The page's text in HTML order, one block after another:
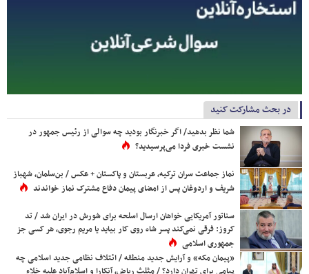
در بحث مشارکت کنید
شما نظر بدهید/ اگر خبرنگار بودید چه سوالی از رئیس جمهور در
نشست خبری فردا می‌پرسیدید؟
نماز جماعت سران ترکیه، عربستان و پاکستان + عکس / بن‌سلمان، شهباز
شریف و اردوغان پس از امضای پیمان دفاع مشترک نماز خواندند
سناتور آمریکایی خواهان ارسال اسلحه برای شورش در ایران شد / تد
کروز: فرقی نمی‌کند پسر شاه روی کار بیاید یا مریم رجوی، هر کسی جز
جمهوری اسلامی
«پیمان مکه» و آرایش جدید منطقه / ائتلاف نظامی جدید اسلامی چه
پیامی برای تهران دارد؟ / مثلث ریاض، آنکارا و اسلام‌آباد علیه خلاء